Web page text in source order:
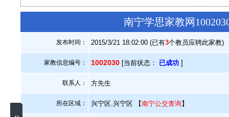
南宁学思家教网
发布时间： 2015/3/21 18:02:00 (已有3个教员应聘此家教)
家教信息编号： 1002030 [当前状态： 已成功 ]
联系人： 方先生
所在区域： 兴宁区.兴宁区 【南宁公交查询 】